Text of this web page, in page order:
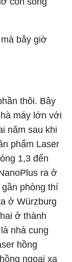
bây giờ
thôi. Bây
máy lớn với
năm sau khi
phẩm Laser
1,3 đến
ra ở
phòng thí
ở Würzburg
ở thành
nhà cung
hồng
ngoại xa